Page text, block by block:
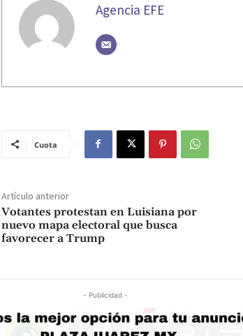
Agencia EFE
Cuota
Artículo anterior
Votantes protestan en Luisiana por
nuevo mapa electoral que busca
favorecer a Trump
- Publicidad -